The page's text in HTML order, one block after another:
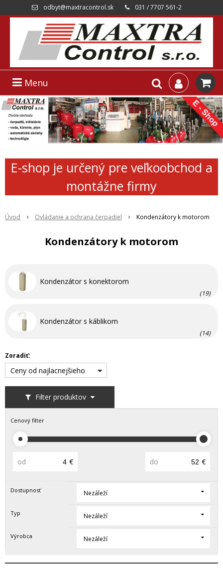
odbyt@maxtracontrol.sk 031 / 7707 561-2
Menu
E-shop je určený pre veľkoobchod a
montážne firmy
Úvod Ovládanie a ochrana čerpadiel Kondenzátory k motorom
Kondenzátory k motorom
Kondenzátor s konektorom
(19)
Kondenzátor s káblikom
(14)
Filter produktov
Zoradiť:
Ceny od najlacnejšieho
Cenový filter
od € do €
Dostupnosť Nezáleží
Typ Nezáleží
Výrobca Nezáleží